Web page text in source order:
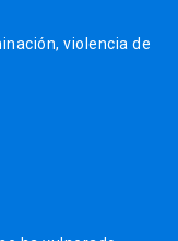
violencia de